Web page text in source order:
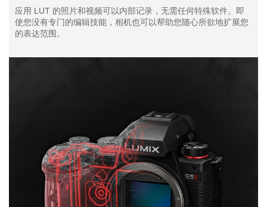
应用 LUT 的照片和视频可以内部记录，无需任何特殊软件。即
使您没有专门的编辑技能，相机也可以帮助您随心所欲地扩展您
的表达范围。